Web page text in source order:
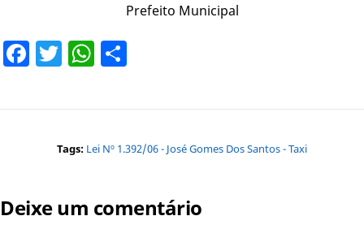
Prefeito Municipal
Facebook
TwitterWhatsApp
Tags: Lei Nº 1.392/06 - José Gomes Dos Santos - Taxi
Deixe um comentário